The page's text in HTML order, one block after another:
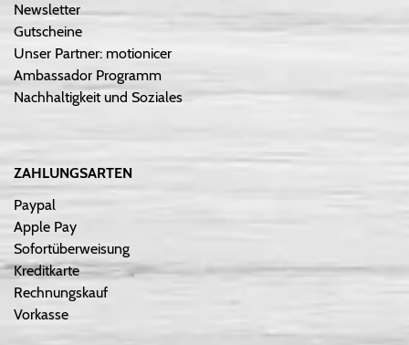
Newsletter
Gutscheine
Unser Partner: motionicer
Ambassador Programm
Nachhaltigkeit und Soziales
ZAHLUNGSARTEN
Paypal
Apple Pay
Sofortüberweisung
Kreditkarte
Rechnungskauf
Vorkasse